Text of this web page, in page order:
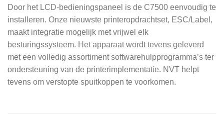
Door het LCD-bedieningspaneel is de C7500 eenvoudig te
installeren. Onze nieuwste printeropdrachtset, ESC/Label,
maakt integratie mogelijk met vrijwel elk
besturingssysteem. Het apparaat wordt tevens geleverd
met een volledig assortiment softwarehulpprogramma’s ter
ondersteuning van de printerimplementatie. NVT helpt
tevens om verstopte spuitkoppen te voorkomen.